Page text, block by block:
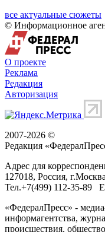
все актуальные сюжеты
© Информационное
О проекте
Реклама
Редакция
Авторизация
2007-2026 ©
Редакция «
Адрес для
127018, Россия, г.Москва
Тел.+7(499) 112-35-89
«ФедералПресс» -
информагентства,
происшествия,